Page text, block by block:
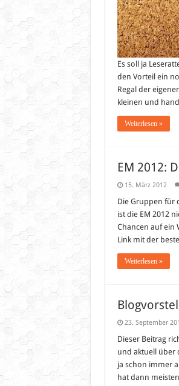
Es soll ja
den Vorteil ein
Regal der
kleinen und
Weiterlesen »
EM 2012:
15. März 2012
Die Gruppen für
ist die EM 2012
Chancen auf ein
Link mit der
Weiterlesen »
23. September
Dieser Beitrag
und aktuell über
ja schon immer
hat dann